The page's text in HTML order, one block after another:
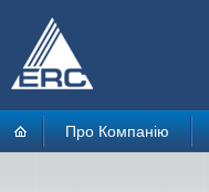
Про Компанію